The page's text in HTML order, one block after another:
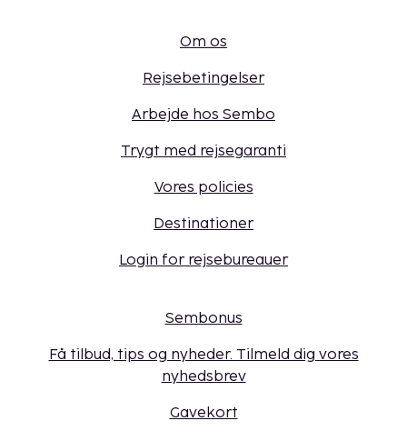
Om os
Rejsebetingelser
Arbejde hos Sembo
Trygt med rejsegaranti
Vores policies
Destinationer
Login for rejsebureauer
Sembonus
Få tilbud, tips og nyheder. Tilmeld dig vores
nyhedsbrev
Gavekort